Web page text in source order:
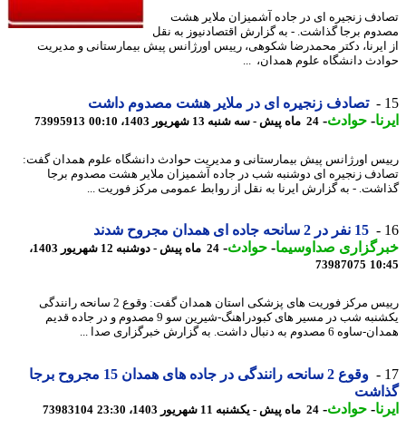
زنجیره ای در جاده آشمیزان ملایر هشت
برجا گذاشت. - به گزارش اقتصادنیوز به نقل
دکتر محمدرضا شکوهی، رییس اورژانس پیش بیمارستانی و مدیریت
دانشگاه علوم همدان، ...
تصادف زنجیره ای در ملایر هشت مصدوم داشت
-حوادث -24 ماه پیش - سه شنبه 13 شهریور 1403، 00:10 73995913
اورژانس پیش بیمارستانی و مدیریت حوادث دانشگاه علوم همدان گفت:
زنجیره ای دوشنبه شب در جاده آشمیزان ملایر هشت مصدوم برجا
- به گزارش ایرنا به نقل از روابط عمومی مرکز فوریت ...
15 نفر در 2 سانحه جاده ای همدان مجروح شدند
صداوسیما-حوادث -
24 ماه پیش - دوشنبه 12 شهریور 1403،
73987075
رییس مرکز فوریت های پزشکی استان همدان گفت: وقوع 2 سانحه رانندگی
یکشنبه شب در مسیر های کبودراهنگ-شیرین سو 9 مصدوم و در جاده قدیم
به دنبال داشت. به گزارش خبرگزاری صدا ...
وقوع 2 سانحه رانندگی در جاده های همدان 15 مجروح برجا
-حوادث -24 ماه پیش - یکشنبه 11 شهریور 1403، 23:30 73983104